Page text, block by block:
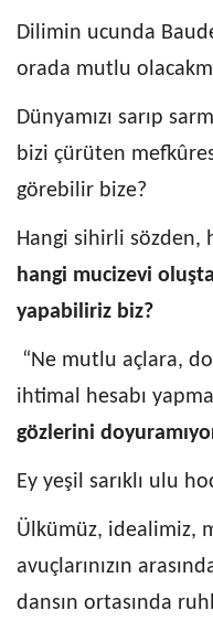
Dilimin ucunda
orada mutlu
Dünyamızı sarıp
bizi çürüten
görebilir bize?
Hangi sihirli sözden,
hangi mucizevi
yapabiliriz biz?
“Ne mutlu açlara,
ihtimal hesabı
gözlerini
Ey yeşil sarıklı ulu
Ülkümüz, idealimiz,
avuçlarınızın
dansın ortasında